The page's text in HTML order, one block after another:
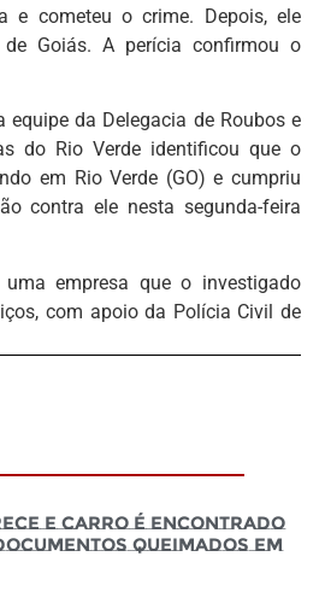
e cometeu o crime. Depois, ele
Goiás. A perícia confirmou o
equipe da Delegacia de Roubos e
do Rio Verde identificou que o
em Rio Verde (GO) e cumpriu
contra ele nesta segunda-feira
empresa que o investigado
com apoio da Polícia Civil de
e carro é encontrado
queimados em